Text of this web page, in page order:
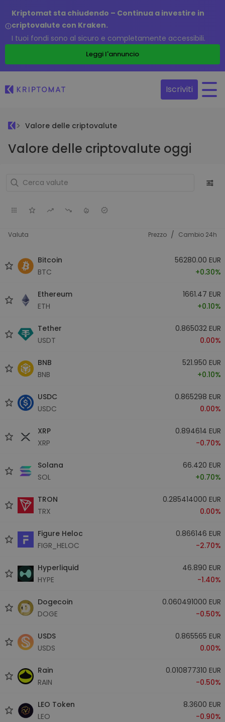
Kriptomat sta chiudendo – Continua a investire in
criptovalute con Kraken.
I tuoi fondi sono al sicuro e completamente accessibili.
Leggi l'annuncio
Iscriviti
Valore delle criptovalute
Valore delle criptovalute oggi
Valuta Prezzo / Cambio 24h
Bitcoin
BTC
56280.00 EUR
+0.30%
Ethereum
ETH
1661.47 EUR
+0.10%
Tether
USDT
0.865032 EUR
0.00%
BNB
BNB
521.950 EUR
+0.10%
USDC
USDC
0.865298 EUR
0.00%
XRP
XRP
0.894614 EUR
-0.70%
Solana
SOL
66.420 EUR
+0.70%
TRON
TRX
0.285414000 EUR
0.00%
Figure Heloc
FIGR_HELOC
0.866146 EUR
-2.70%
Hyperliquid
HYPE
46.890 EUR
-1.40%
Dogecoin
DOGE
0.060491000 EUR
-0.50%
USDS
USDS
0.865565 EUR
0.00%
Rain
RAIN
0.010877310 EUR
-0.50%
LEO Token
LEO
8.3600 EUR
-0.90%